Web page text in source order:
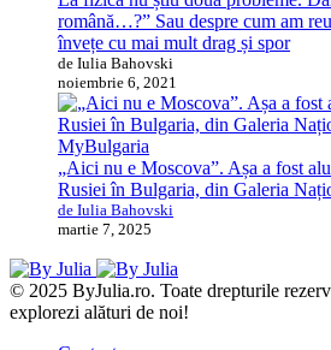
română…?” Sau despre cum am
învețe cu mai mult drag și spor
de Iulia Bahovski
noiembrie 6, 2021
MyBulgaria
„Aici nu e Moscova”. Așa a fost
Rusiei în Bulgaria, din Galeria
de Iulia Bahovski
martie 7, 2025
© 2025 ByJulia.ro. Toate drepturile
explorezi alături de noi!